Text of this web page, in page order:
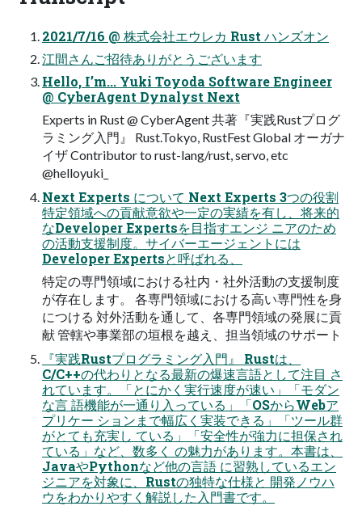
2021/7/16 @ 株式会社エウレカ Rust ハンズオン
江間さんご招待ありがとうございます
Hello, I’m... Yuki Toyoda Software Engineer
@ CyberAgent Dynalyst Next
Experts in Rust @ CyberAgent 共著『実践Rustプログ
ラミング入門』 Rust.Tokyo, RustFest Global オーガナ
イザ Contributor to rust-lang/rust, servo, etc
@helloyuki_
Next Experts について Next Experts 3つの役割
特定領域への貢献意欲や一定の実績を有し、将来的
なDeveloper Expertsを目指すエンジ ニアのため
の活動支援制度。サイバーエージェントには
Developer Expertsと呼ばれる、
特定の専門領域における社内・社外活動の支援制度
が存在します。 各専門領域における高い専門性を身
につける 対外活動を通して、各専門領域の発展に貢
献 管轄や事業部の垣根を越え、担当領域のサポート
『実践Rustプログラミング入門』 Rustは、
C/C++の代わりとなる最新の爆速言語として注目 さ
れています。「とにかく実行速度が速い」「モダン
な言 語機能が一通り入っている」「OSからWebア
プリケー ションまで幅広く実装できる」「ツール群
がとても充実し ている」「安全性が強力に担保され
ている」など、数多く の魅力があります。本書は、
JavaやPythonなど他の言語 に習熟しているエン
ジニアを対象に、Rustの独特な仕様と 開発ノウハ
ウをわかりやすく解説した入門書です。